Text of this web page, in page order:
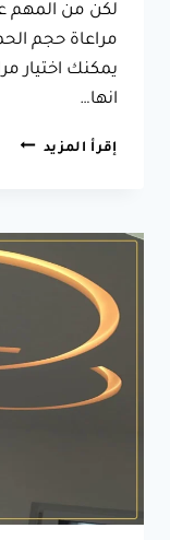
لكن من المهم
مراعاة حجم
يمكنك اختيار
انها…
إقرأ المزيد
،
تتوفر
مثل
مرايا
وغيرها